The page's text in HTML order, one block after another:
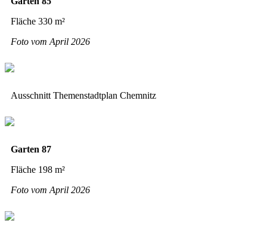
Fläche 330 m²
Foto vom April 2026
Ausschnitt Themenstadtplan Chemnitz
Garten 87
Fläche 198 m²
Foto vom April 2026